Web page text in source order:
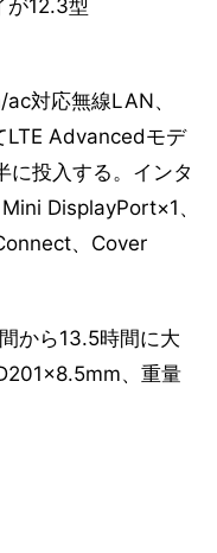
が12.3型
対応無線LAN、
LTE Advancedモデ
に投入する。インタ
DisplayPort×1、
、Cover
から13.5時間に大
、重量